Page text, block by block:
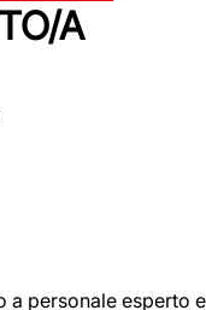
A
a personale esperto e